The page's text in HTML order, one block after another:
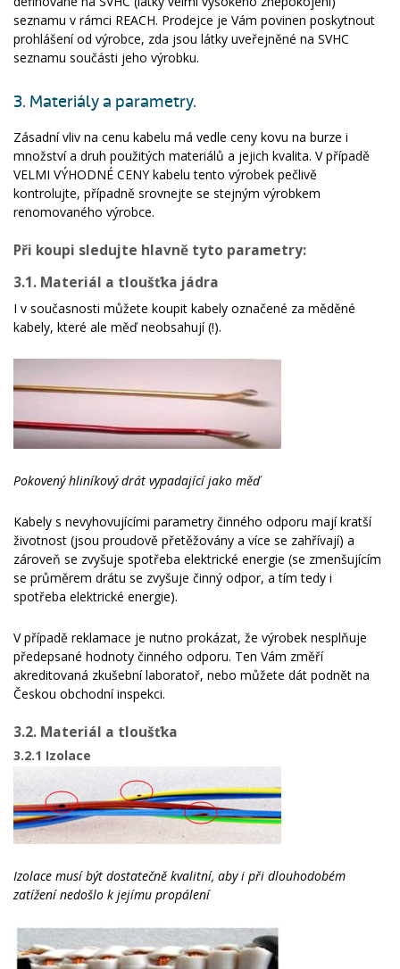
seznamu v rámci REACH. Prodejce je Vám povinen poskytnout
prohlášení od výrobce, zda jsou látky uveřejněné na SVHC
seznamu součásti jeho výrobku.
3. Materiály a parametry.
Zásadní vliv na cenu kabelu má vedle ceny kovu na burze i
množství a druh použitých materiálů a jejich kvalita. V případě
VELMI VÝHODNÉ CENY kabelu tento výrobek pečlivě
kontrolujte, případně srovnejte se stejným výrobkem
renomovaného výrobce.
Při koupi sledujte hlavně tyto parametry:
3.1. Materiál a tloušťka jádra
I v současnosti můžete koupit kabely označené za měděné
kabely, které ale měď neobsahují (!).
Pokovený hliníkový drát vypadající jako měď
Kabely s nevyhovujícími parametry činného odporu mají kratší
životnost (jsou proudově přetěžovány a více se zahřívají) a
zároveň se zvyšuje spotřeba elektrické energie (se zmenšujícím
se průměrem drátu se zvyšuje činný odpor, a tím tedy i
spotřeba elektrické energie).
V případě reklamace je nutno prokázat, že výrobek nesplňuje
předepsané hodnoty činného odporu. Ten Vám změří
akreditovaná zkušební laboratoř, nebo můžete dát podnět na
Českou obchodní inspekci.
3.2. Materiál a tloušťka
3.2.1 Izolace
Izolace musí být dostatečně kvalitní, aby i při dlouhodobém
zatížení nedošlo k jejímu propálení